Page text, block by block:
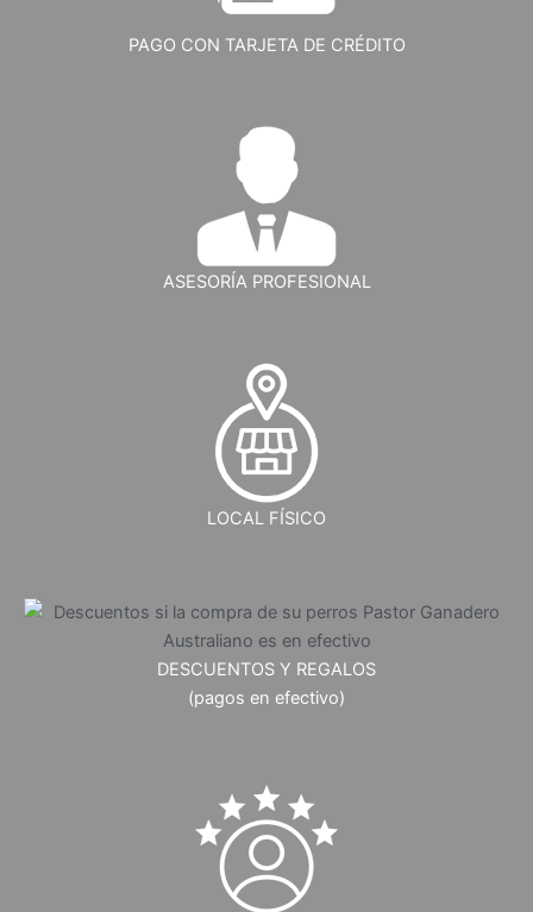
PAGO CON TARJETA DE CRÉDITO
ASESORÍA PROFESIONAL
LOCAL FÍSICO
DESCUENTOS Y REGALOS
(pagos en efectivo)